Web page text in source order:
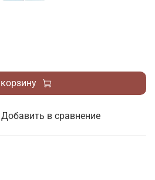
Добавить в сравнение